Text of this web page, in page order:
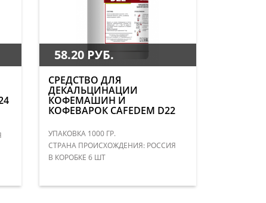
58.20 РУБ.
СРЕДСТВО ДЛЯ
ДЕКАЛЬЦИНАЦИИ
КОФЕМАШИН И
КОФЕВАРОК CAFEDEM D22
УПАКОВКА 1000 ГР.
СТРАНА ПРОИСХОЖДЕНИЯ: РОССИЯ
В КОРОБКЕ 6 ШТ